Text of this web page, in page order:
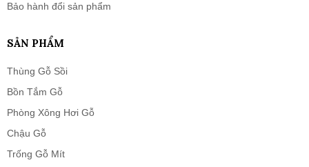
Bảo hành đổi sản phẩm
SẢN PHẨM
Thùng Gỗ Sồi
Bồn Tắm Gỗ
Phòng Xông Hơi Gỗ
Chậu Gỗ
Trống Gỗ Mít